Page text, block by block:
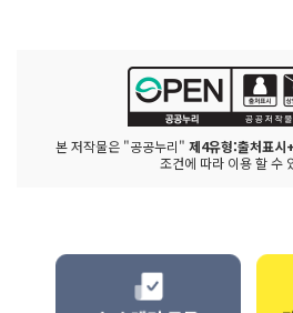
본 저작물은 "공공누리" 제4유형:출처표시
조건에 따라 이용 할 수